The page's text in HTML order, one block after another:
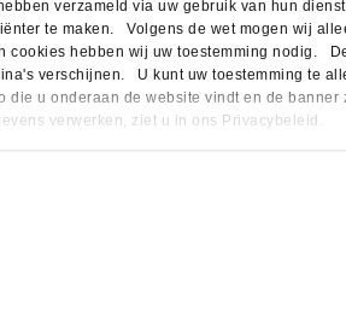
verzameld via uw gebruik van hun
te maken. Volgens de wet mogen wij
cookies hebben wij uw toestemming nodig.
verschijnen. U kunt uw toestemming te
die u onderaan de website vindt en de
verwerken, ziet u in ons Privacybeleid.